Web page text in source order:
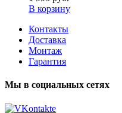
В корзину
Контакты
Доставка
Монтаж
Гарантия
Мы в социальных сетях